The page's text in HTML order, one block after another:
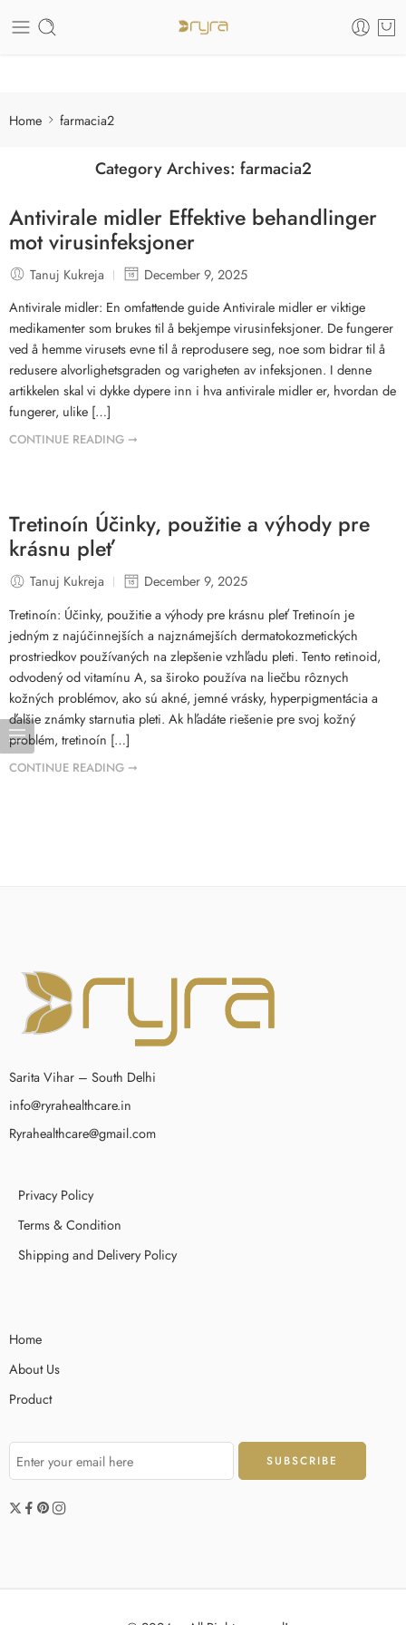
Care of your skin
Home farmacia2
Category Archives: farmacia2
Antivirale midler Effektive behandlinger
mot virusinfeksjoner
Tanuj Kukreja
December 9, 2025
Antivirale midler: En omfattende guide Antivirale midler er viktige
medikamenter som brukes til å bekjempe virusinfeksjoner. De fungerer
ved å hemme virusets evne til å reprodusere seg, noe som bidrar til å
redusere alvorlighetsgraden og varigheten av infeksjonen. I denne
artikkelen skal vi dykke dypere inn i hva antivirale midler er, hvordan de
fungerer, ulike […]
CONTINUE READING ➞
Tretinoín Účinky, použitie a výhody pre
krásnu pleť
Tanuj Kukreja
December 9, 2025
Tretinoín: Účinky, použitie a výhody pre krásnu pleť Tretinoín je
jedným z najúčinnejších a najznámejších dermatokozmetických
prostriedkov používaných na zlepšenie vzhľadu pleti. Tento retinoid,
odvodený od vitamínu A, sa široko používa na liečbu rôznych
kožných problémov, ako sú akné, jemné vrásky, hyperpigmentácia a
ďalšie známky starnutia pleti. Ak hľadáte riešenie pre svoj kožný
problém, tretinoín […]
CONTINUE READING ➞
Sarita Vihar – South Delhi
info@ryrahealthcare.in
Ryrahealthcare@gmail.com
Privacy Policy
Terms & Condition
Shipping and Delivery Policy
Home
About Us
Product